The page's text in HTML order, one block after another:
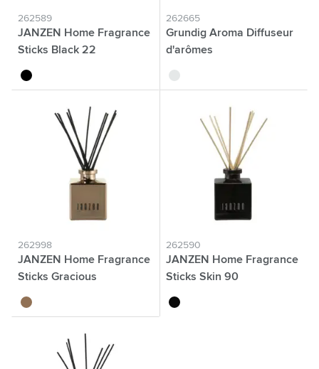
262589
JANZEN Home Fragrance
Sticks Black 22
noir
262665
Grundig Aroma Diffuseur
d'arômes
blanc
262998
JANZEN Home Fragrance
Sticks Gracious
cuivre clair
262590
JANZEN Home Fragrance
Sticks Skin 90
translucide